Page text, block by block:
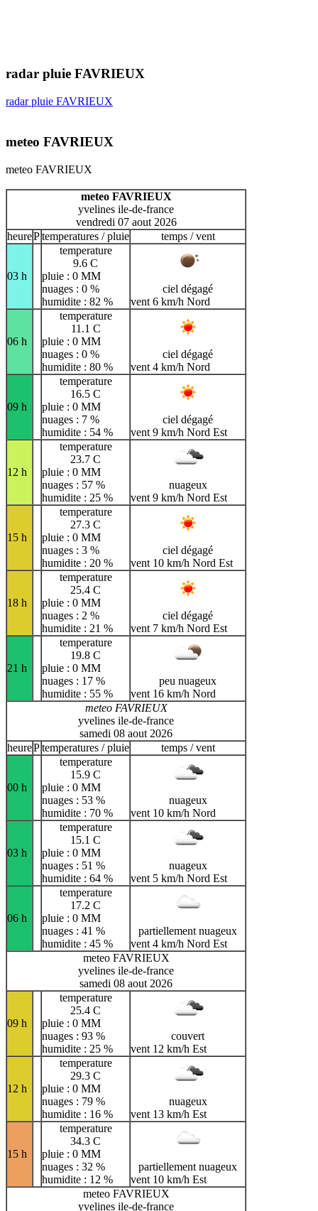
radar pluie FAVRIEUX
radar pluie FAVRIEUX
meteo FAVRIEUX
meteo FAVRIEUX
meteo FAVRIEUX
yvelines ile-de-france
vendredi 07 aout 2026
heurePtemperatures / pluie temps / vent
03 h
temperature
9.6 C
pluie : 0 MM
nuages : 0 %
humidite : 82 %
ciel dégagé
vent 6 km/h Nord
06 h
temperature
11.1 C
pluie : 0 MM
nuages : 0 %
humidite : 80 %
ciel dégagé
vent 4 km/h Nord
09 h
temperature
16.5 C
pluie : 0 MM
nuages : 7 %
humidite : 54 %
ciel dégagé
vent 9 km/h Nord Est
12 h
temperature
23.7 C
pluie : 0 MM
nuages : 57 %
humidite : 25 %
nuageux
vent 9 km/h Nord Est
15 h
temperature
27.3 C
pluie : 0 MM
nuages : 3 %
humidite : 20 %
ciel dégagé
vent 10 km/h Nord Est
18 h
temperature
25.4 C
pluie : 0 MM
nuages : 2 %
humidite : 21 %
ciel dégagé
vent 7 km/h Nord Est
21 h
temperature
19.8 C
pluie : 0 MM
nuages : 17 %
humidite : 55 %
peu nuageux
vent 16 km/h Nord
meteo FAVRIEUX
yvelines ile-de-france
samedi 08 aout 2026
heurePtemperatures / pluie temps / vent
00 h
temperature
15.9 C
pluie : 0 MM
nuages : 53 %
humidite : 70 %
nuageux
vent 10 km/h Nord
03 h
temperature
15.1 C
pluie : 0 MM
nuages : 51 %
humidite : 64 %
nuageux
vent 5 km/h Nord Est
06 h
temperature
17.2 C
pluie : 0 MM
nuages : 41 %
humidite : 45 %
partiellement nuageux
vent 4 km/h Nord Est
meteo FAVRIEUX
yvelines ile-de-france
samedi 08 aout 2026
09 h
temperature
25.4 C
pluie : 0 MM
nuages : 93 %
humidite : 25 %
couvert
vent 12 km/h Est
12 h
temperature
29.3 C
pluie : 0 MM
nuages : 79 %
humidite : 16 %
nuageux
vent 13 km/h Est
15 h
temperature
34.3 C
pluie : 0 MM
nuages : 32 %
humidite : 12 %
partiellement nuageux
vent 10 km/h Est
meteo FAVRIEUX
yvelines ile-de-france